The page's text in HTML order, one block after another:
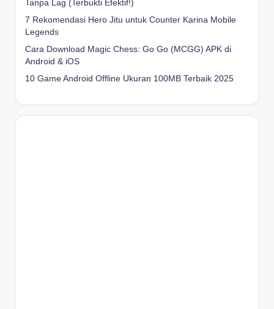
Tanpa Lag (Terbukti Efektif!)
7 Rekomendasi Hero Jitu untuk Counter Karina Mobile
Legends
Cara Download Magic Chess: Go Go (MCGG) APK di
Android & iOS
10 Game Android Offline Ukuran 100MB Terbaik 2025